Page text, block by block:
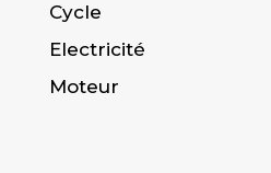
Cycle
Electricité
Moteur